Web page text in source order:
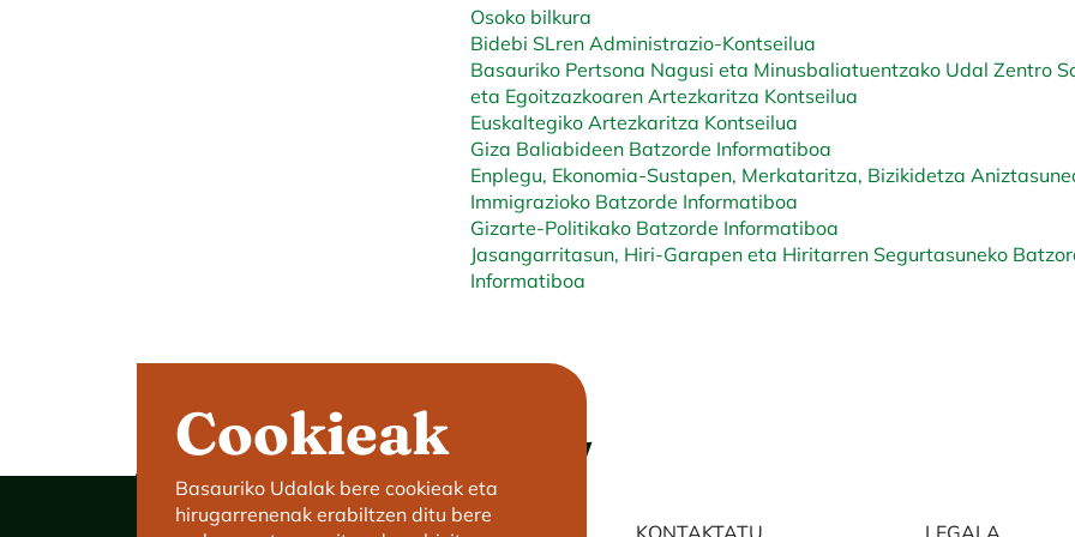
Osoko bilkura
Bidebi SLren Administrazio-Kontseilua
Basauriko Pertsona Nagusi eta Minusbaliatuentzako Udal Zentro
eta Egoitzazkoaren Artezkaritza Kontseilua
Euskaltegiko Artezkaritza Kontseilua
Giza Baliabideen Batzorde Informatiboa
Enplegu, Ekonomia-Sustapen, Merkataritza, Bizikidetza
Immigrazioko Batzorde Informatiboa
Gizarte-Politikako Batzorde Informatiboa
Jasangarritasun, Hiri-Garapen eta Hiritarren Segurtasuneko
Informatiboa
Cookieak
Basauriko Udalak bere cookieak eta
hirugarrenenak erabiltzen ditu bere
KONTAKTATU LEGALA